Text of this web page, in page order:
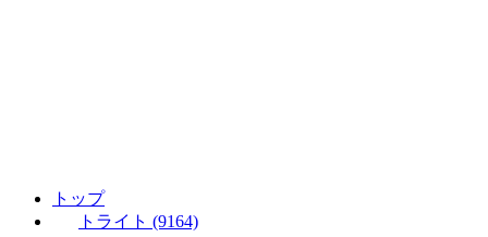
トップ
トライト (9164)